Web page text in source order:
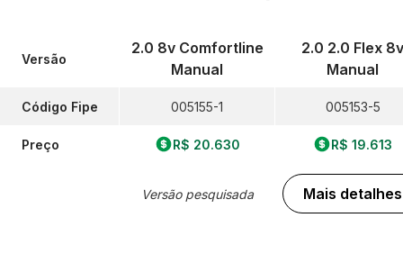
Versão
Código Fipe
Preço
2.0 8v Comfortline
Manual
005155-1
R$ 20.630
Versão pesquisada
2.0 2.0 Flex 8v
Manual
005153-5
R$ 19.613
Mais detalhes